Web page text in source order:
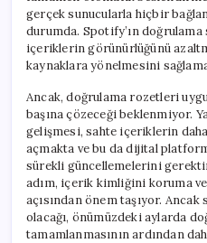
gerçek sunucularla hiçbir
durumda. Spotify’ın
içeriklerin görünürlüğünü
kaynaklara yönelmesini
Ancak, doğrulama rozetleri
başına çözeceği beklenmiyor.
gelişmesi, sahte içeriklerin
açmakta ve bu da dijital
sürekli güncellemelerini
adım, içerik kimliğini koruma
açısından önem taşıyor.
olacağı, önümüzdeki aylarda
tamamlanmasının ardından